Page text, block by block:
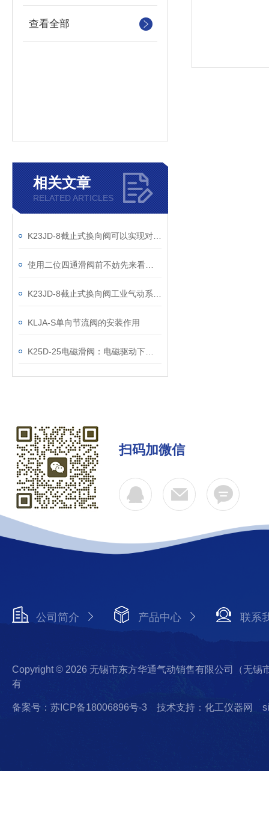
查看全部
相关文章
RELATED ARTICLES
KLJA-S单向节流阀的安装作用
扫码加微信
公司简介 产品中心 联系
Copyright © 2026 无锡市东方华通气动销售有限公司（无锡
有
备案号：苏ICP备18006896号-3 技术支持：化工仪器网